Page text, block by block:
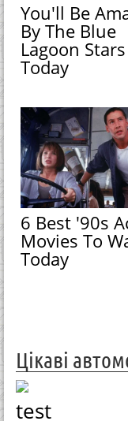
You'll Be
By The Blue
Lagoon Stars
Today
6 Best '90s
Movies To
Today
Цікаві
test